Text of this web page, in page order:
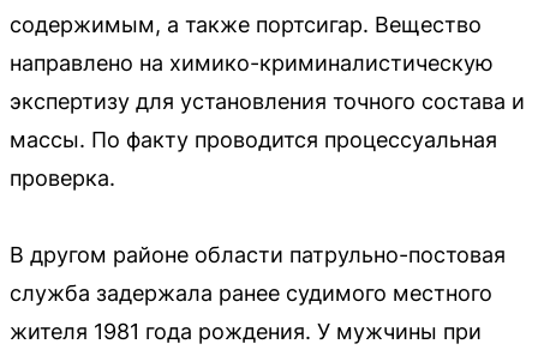
содержимым, а также портсигар. Вещество
направлено на химико-криминалистическую
экспертизу для установления точного состава и
массы. По факту проводится процессуальная
проверка.
В другом районе области патрульно-постовая
служба задержала ранее судимого местного
жителя 1981 года рождения. У мужчины при